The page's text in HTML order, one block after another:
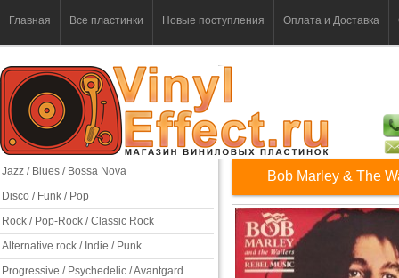
Главная Все пластинки Новые поступления Оплата и Доставка
Jazz / Blues / Bossa Nova
Disco / Funk / Pop
Rock / Pop-Rock / Classic Rock
Alternative rock / Indie / Punk
Progressive / Psychedelic / Avantgard
Bob Marley & The